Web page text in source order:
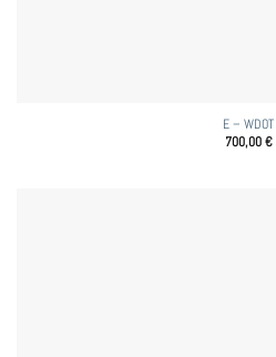
E – WDOT
700,00€